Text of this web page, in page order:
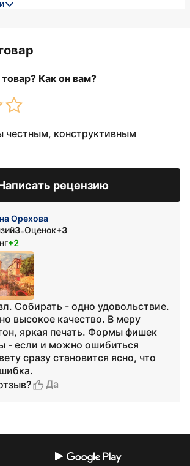
Как он вам?
честным, конструктивным
рецензию
Орехова
3•Оценок+3
+2
Собирать - одно удовольствие.
высокое качество. В меру
яркая печать. Формы фишек
- если и можно ошибиться
сразу становится ясно, что
Да